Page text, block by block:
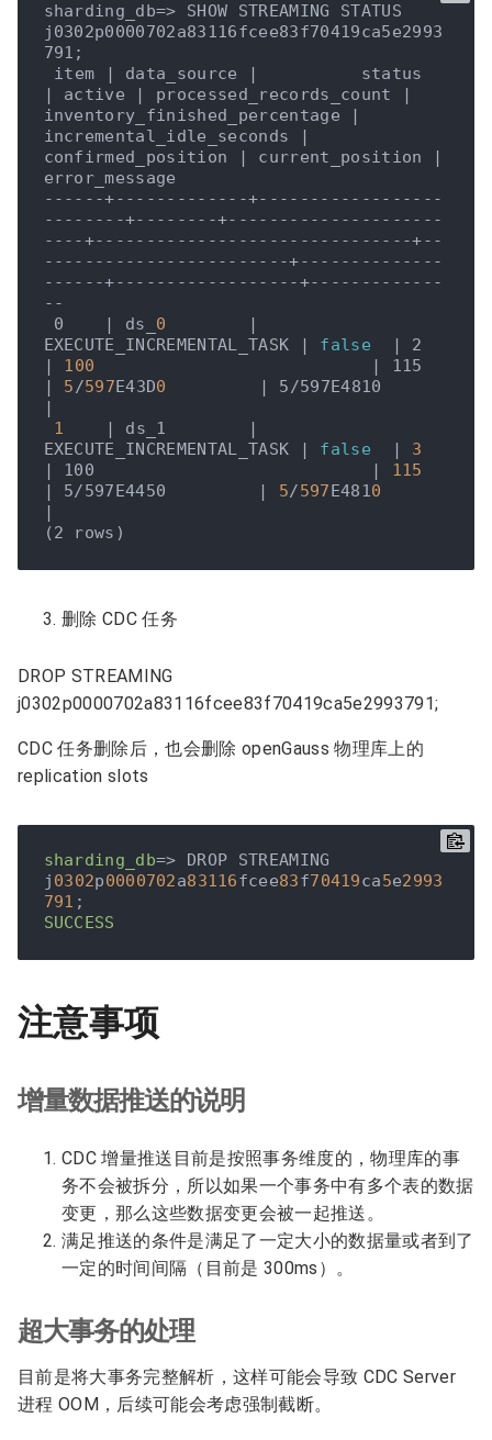
sharding_db=> SHOW STREAMING STATUS
j0302p0000702a83116fcee83f70419ca5e2993
791;
item
| data_source |
| active |
processed_records_count
|
inventory_finished_percentage |
incremental_idle_seconds
|
confirmed_position |
current_position
|
error_message
------+-------------+------------------
--------+--------+---------------------
----+-------------------------------+--
------------------------+--------------
------+------------------+-------------
--
0    |
ds_ 0
|
EXECUTE_INCREMENTAL_TASK |
false
| 2
|
100
| 115
|
5/597E43D0
| 5/597E4810
|
1
| ds_1        |
EXECUTE_INCREMENTAL_TASK
| false
  |
3
| 100                           |
115
| 5/597E4450         |
5/597E4810
|
删除 CDC 任务
DROP STREAMING
j0302p0000702a83116fcee83f70419ca5e2993791;
CDC 任务删除后，也会删除 openGauss 物理库上的
replication slots
sharding_db=> DROP STREAMING
j 0302p0000702a83116fcee83f70419ca5e2993
791
SUCCESS
注意事项
增量数据推送的说明
CDC 增量推送目前是按照事务维度的，物理库的事
务不会被拆分，所以如果一个事务中有多个表的数据
变更，那么这些数据变更会被一起推送。
满足推送的条件是满足了一定大小的数据量或者到了
一定的时间间隔（目前是 300ms）。
超大事务的处理
目前是将大事务完整解析，这样可能会导致 CDC Server
进程 OOM，后续可能会考虑强制截断。